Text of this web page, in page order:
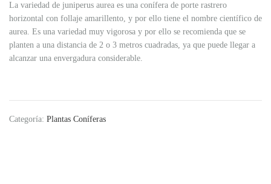
La variedad de juniperus aurea es una conífera de porte rastrero
horizontal con follaje amarillento, y por ello tiene el nombre científico de
aurea. Es una variedad muy vigorosa y por ello se recomienda que se
planten a una distancia de 2 o 3 metros cuadradas, ya que puede llegar a
alcanzar una envergadura considerable.
Categoría: Plantas Coníferas